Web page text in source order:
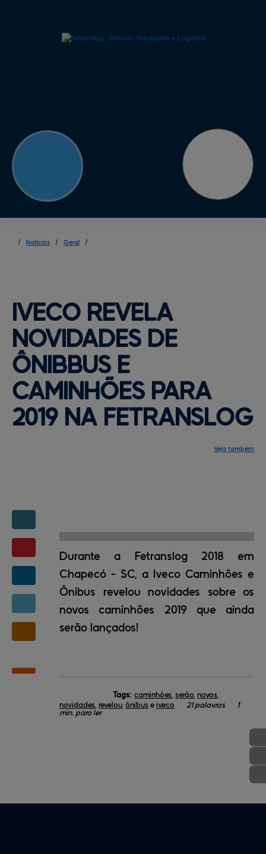
/ Notícias / Geral /
IVECO REVELA
NOVIDADES DE
ÔNIBBUS E
CAMINHÕES PARA
2019 NA FETRANSLOG
Veja também
Durante a Fetranslog 2018 em
Chapecó - SC, a Iveco Caminhões e
Ônibus revelou novidades sobre os
novos caminhões 2019 que ainda
serão lançados!
Tags: caminhões serão novos
novidades, revelou, ônibus e iveco 21 palavras
1
min. para ler